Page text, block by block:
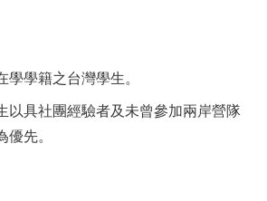
學學籍之台灣學生。
以具社團經驗者及未曾參加兩岸營隊
優先。